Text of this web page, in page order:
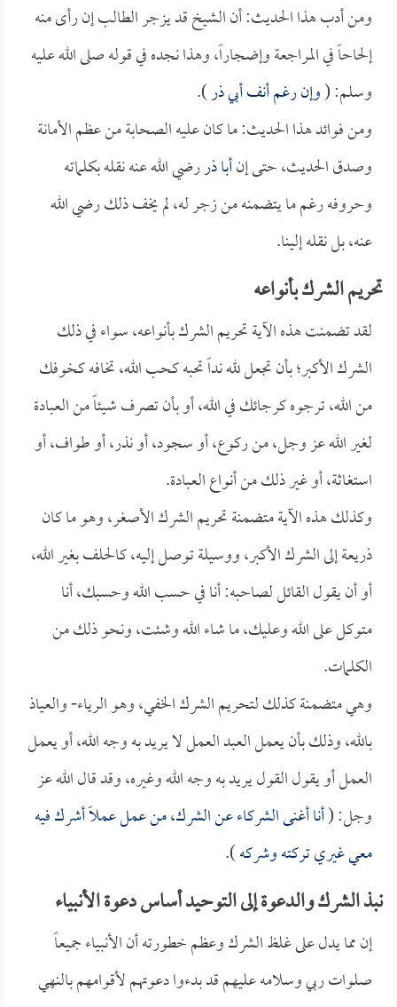
ومن أدب هذا الحديث: أن الشيخ قد يزجر الطالب إن رأى منه
إلحاحاً في المراجعة وإضجاراً، وهذا نجده في قوله صلى الله عليه
وسلم: (وإن رغم أنفأبي ذر).
ومن فوائد هذا الحديث: ما كان عليه الصحابة من عظم الأمانة
وصدق الحديث، حتى إنأبا ذررضي الله عنه نقله بكلماته
وحروفه رغم ما يتضمنه من زجر له، لم يخف ذلك رضي الله
عنه، بل نقله إلينا.
تحريم الشرك بأنواعه
لقد تضمنت هذه الآية تحريم الشرك بأنواعه، سواء في ذلك
الشرك الأكبر؛ بأن تجعل لله نداً تحبه كحب الله، تخافه كخوفك
من الله، ترجوه كرجائك في الله، أو بأن تصرف شيئاً من العبادة
لغير الله عز وجل، من ركوع، أو سجود، أو نذر، أو طواف، أو
استغاثة، أو غير ذلك من أنواع العبادة.
وكذلك هذه الآية متضمنة تحريم الشرك الأصغر، وهو ما كان
ذريعة إلى الشرك الأكبر، ووسيلة توصل إليه، كالحلف بغير الله،
أو أن يقول القائل لصاحبه: أنا في حسب الله وحسبك، أنا
متوكل على الله وعليك، ما شاء الله وشئت، ونحو ذلك من
الكلمات.
وهي متضمنة كذلك لتحريم الشرك الخفي، وهو الرياء- والعياذ
بالله، وذلك بأن يعمل العبد العمل لا يريد به وجه الله، أو يعمل
العمل أو يقول القول يريد به وجه الله وغيره، وقد قال الله عز
وجل: (أنا أغنى الشركاء عن الشرك، من عمل عملاً أشرك فيه
معي غيري تركته وشركه).
نبذ الشرك والدعوة إلى التوحيد أساس دعوة الأنبياء
إن مما يدل على غلظ الشرك وعظم خطورته أن الأنبياء جميعاً
صلوات ربي وسلامه عليهم قد بدءوا دعوتهم لأقوامهم بالنهي